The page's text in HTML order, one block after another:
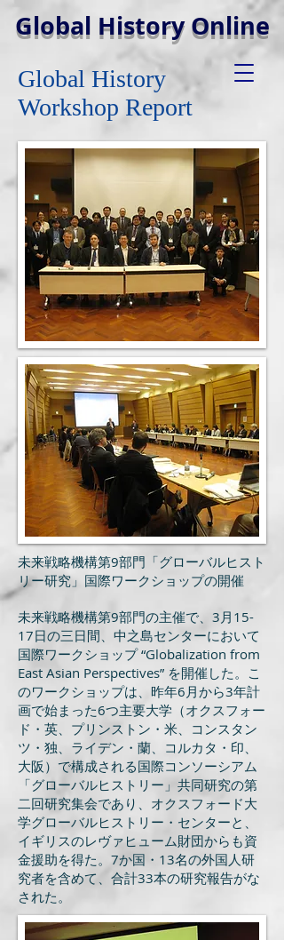
Global History Online
Global History
Workshop Report
未来戦略機構第9部門「グローバルヒスト
リー研究」国際ワークショップの開催
未来戦略機構第9部門の主催で、3月15-
17日の三日間、中之島センターにおいて
国際ワークショップ “Globalization from
East Asian Perspectives” を開催した。こ
のワークショップは、昨年6月から3年計
画で始まった6つ主要大学（オクスフォー
ド・英、プリンストン・米、コンスタン
ツ・独、ライデン・蘭、コルカタ・印、
大阪）で構成される国際コンソーシアム
「グローバルヒストリー」共同研究の第
二回研究集会であり、オクスフォード大
学グローバルヒストリー・センターと、
イギリスのレヴァヒューム財団からも資
金援助を得た。7か国・13名の外国人研
究者を含めて、合計33本の研究報告がな
された。